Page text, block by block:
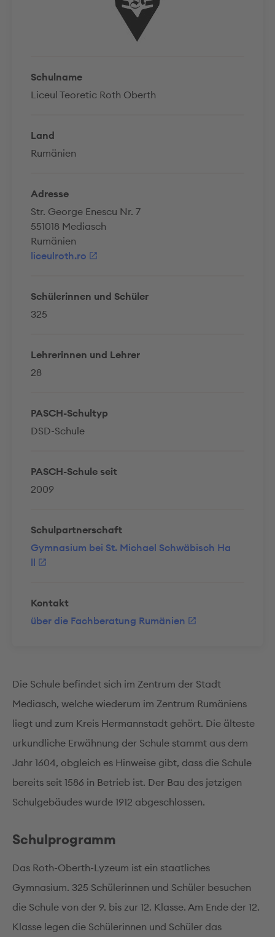
Schulname
Liceul Teoretic Roth Oberth
Land
Rumänien
Adresse
Str. George Enescu Nr. 7
551018 Mediasch
Rumänien
liceulroth.ro
Schülerinnen und Schüler
325
Lehrerinnen und Lehrer
28
PASCH-Schultyp
DSD-Schule
PASCH-Schule seit
2009
Schulpartnerschaft
Gymnasium bei St. Michael Schwäbisch Ha
ll
Kontakt
über die Fachberatung Rumänien
Die Schule befindet sich im Zentrum der Stadt
Mediasch, welche wiederum im Zentrum Rumäniens
liegt und zum Kreis Hermannstadt gehört. Die älteste
urkundliche Erwähnung der Schule stammt aus dem
Jahr 1604, obgleich es Hinweise gibt, dass die Schule
bereits seit 1586 in Betrieb ist. Der Bau des jetzigen
Schulgebäudes wurde 1912 abgeschlossen.
Schulprogramm
Das Roth-Oberth-Lyzeum ist ein staatliches
Gymnasium. 325 Schülerinnen und Schüler besuchen
die Schule von der 9. bis zur 12. Klasse. Am Ende der 12.
Klasse legen die Schülerinnen und Schüler das